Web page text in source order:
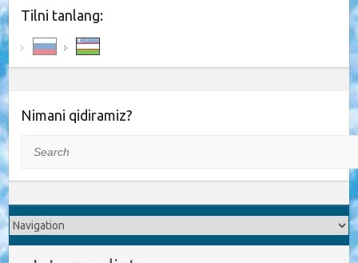
Tilni tanlang:
Nimani qidiramiz?